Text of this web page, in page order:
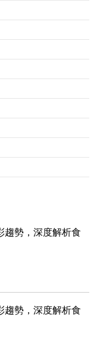
趨勢，深度解析食
趨勢，深度解析食